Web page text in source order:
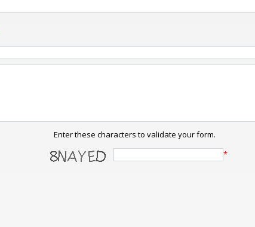
Enter these characters to validate your form.
*